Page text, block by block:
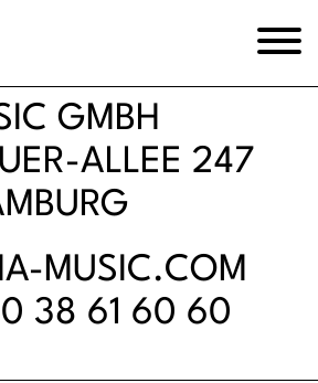
GMBH
ALLEE 247
MUSIC.COM
38 61 60 60